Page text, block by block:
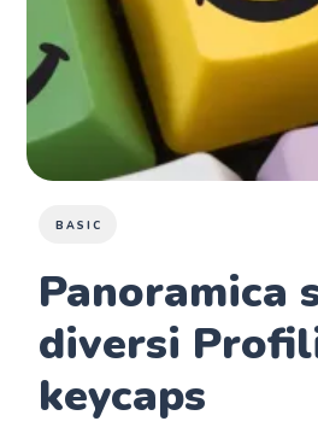
BASIC
Panoramica
diversi
keycaps